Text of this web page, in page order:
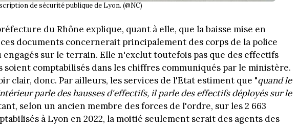
de sécurité publique de Lyon. (@NC)
du Rhône explique, quant à elle, que la baisse mise en
documents concernerait principalement des corps de la police
engagés sur le terrain. Elle n'exclut toutefois pas que des effectifs
comptabilisés dans les chiffres communiqués par le ministère.
clair, donc. Par ailleurs, les services de l'Etat estiment que "quand le
parle des hausses d'effectifs, il parle des effectifs déployés sur le
selon un ancien membre des forces de l'ordre, sur les 2 663
à Lyon en 2022, la moitié seulement serait des agents des